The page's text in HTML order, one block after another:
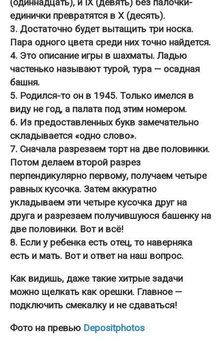
(одиннадцать), и IX (девять) без палочки-
единички превратятся в X (десять).
3. Достаточно будет вытащить три носка.
Пара одного цвета среди них точно найдется.
4. Это описание игры в шахматы. Ладью
частенько называют турой, тура — осадная
башня.
5. Родился-то он в 1945. Только имелся в
виду не год, а палата под этим номером.
6. Из предоставленных букв замечательно
складывается «одно слово».
7. Сначала разрезаем торт на две половинки.
Потом делаем второй разрез
перпендикулярно первому, получаем четыре
равных кусочка. Затем аккуратно
укладываем эти четыре кусочка друг на
друга и разрезаем получившуюся башенку на
две половинки. Вот и всё!
8. Если у ребенка есть отец, то наверняка
есть и мать. Вот и ответ на наш вопрос.
Как видишь, даже такие хитрые задачи
можно щелкать как орешки. Главное —
подключить смекалку и не сдаваться!
Фото на превью Depositphotos